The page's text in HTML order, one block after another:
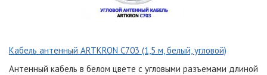
Кабель антенный ARTKRON C703 (1,5 м, белый, угловой)
Антенный кабель в белом цвете с угловыми разъемами длиной